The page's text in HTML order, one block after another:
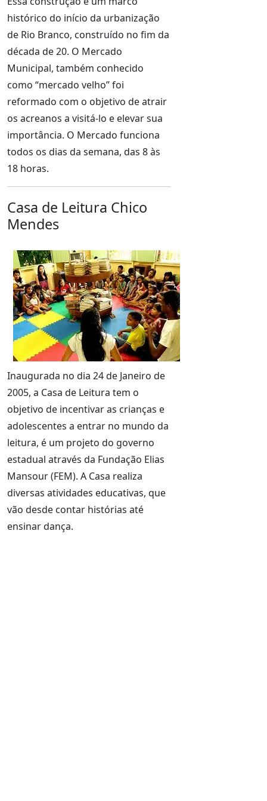
histórico do início da urbanização
de Rio Branco, construído no fim da
década de 20. O Mercado
Municipal, também conhecido
como “mercado velho” foi
reformado com o objetivo de atrair
os acreanos a visitá-lo e elevar sua
importância. O Mercado funciona
todos os dias da semana, das 8 às
18 horas.
Casa de Leitura Chico
Mendes
Inaugurada no dia 24 de Janeiro de
2005, a Casa de Leitura tem o
objetivo de incentivar as crianças e
adolescentes a entrar no mundo da
leitura, é um projeto do governo
estadual através da Fundação Elias
Mansour (FEM). A Casa realiza
diversas atividades educativas, que
vão desde contar histórias até
ensinar dança.